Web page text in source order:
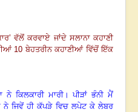
online
ਵੱਲੋਂ ਕਰਵਾਏ ਜਾਂਦੇ ਸਲਾਨਾ ਕਹਾਣੀ
10 ਬੇਹਤਰੀਨ ਕਹਾਣੀਆਂ ਵਿੱਚੋਂ ਇੱਕ
ਕਿਲਕਾਰੀ ਮਾਰੀ।ਪੀੜਾਂ ਭੰਨੀ ਮੈਂ
ਜਿਵੇਂ ਹੀ ਕੱਪੜੇ ਵਿਚ ਲਪੇਟ ਕੇ ਲੇਬਰ